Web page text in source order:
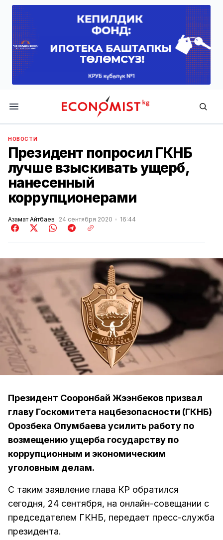
Economist.kg
НОВОСТИ
Президент попросил ГКНБ
лучше взыскивать ущерб,
нанесенный
коррупционерами
Азамат Айтбаев 24 сентября 2020 16:44
Президент Сооронбай Жээнбеков призвал
главу Госкомитета нацбезопасности (ГКНБ)
Орозбека Опумбаева усилить работу по
возмещению ущерба государству по
коррупционным и экономическим
уголовным делам.
С таким заявление глава КР обратился
сегодня, 24 сентября, на онлайн-совещании с
председателем ГКНБ, передает пресс-служба
президента.